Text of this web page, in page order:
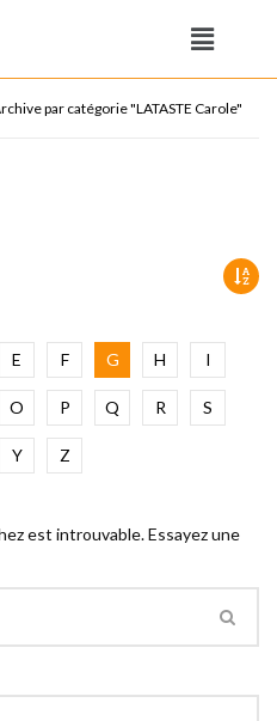
par catégorie "LATASTE Carole"
E F G H I
O P Q R S
Y Z
est introuvable. Essayez une